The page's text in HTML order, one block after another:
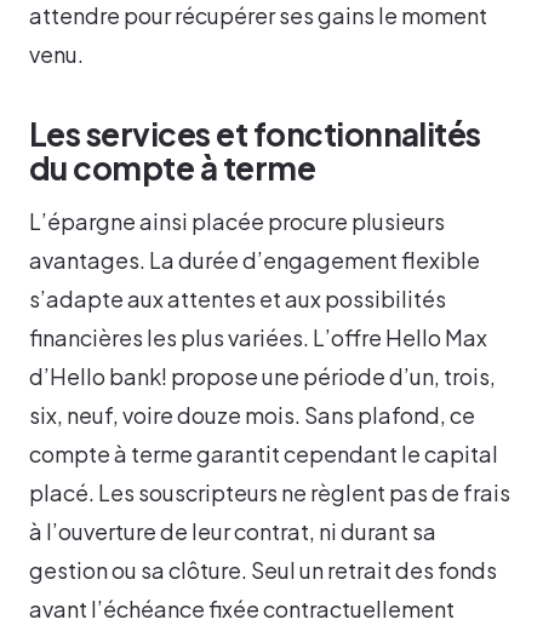
attendre pour récupérer ses gains le moment
venu.
Les services et fonctionnalités
du compte à terme
L’épargne ainsi placée procure plusieurs
avantages. La durée d’engagement flexible
s’adapte aux attentes et aux possibilités
financières les plus variées. L’offre Hello Max
d’Hello bank! propose une période d’un, trois,
six, neuf, voire douze mois. Sans plafond, ce
compte à terme garantit cependant le capital
placé. Les souscripteurs ne règlent pas de frais
à l’ouverture de leur contrat, ni durant sa
gestion ou sa clôture. Seul un retrait des fonds
avant l’échéance fixée contractuellement